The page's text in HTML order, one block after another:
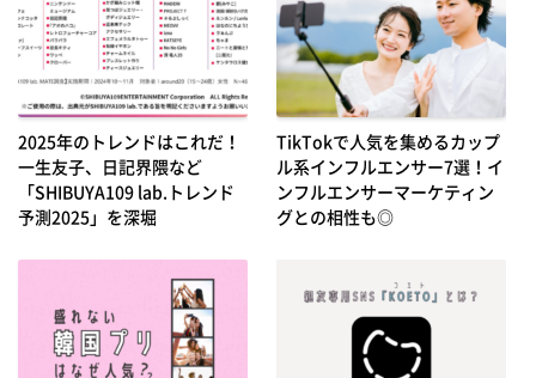
2025年のトレンドはこれだ！
一生友子、日記界隈など
「SHIBUYA109 lab.トレンド
予測2025」を深堀
TikTokで人気を集めるカップ
ル系インフルエンサー7選！イ
ンフルエンサーマーケティン
グとの相性も◎